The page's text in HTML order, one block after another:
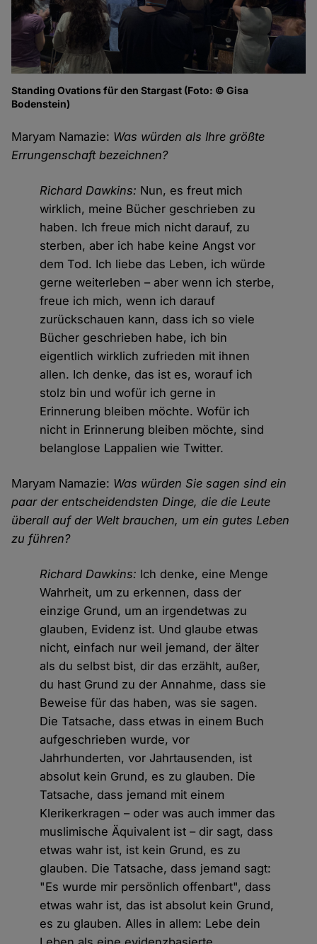
Standing Ovations für den Stargast (Foto: © Gisa
Bodenstein)
Maryam Namazie: Was würden als Ihre größte
Errungenschaft bezeichnen?
Richard Dawkins: Nun, es freut mich
wirklich, meine Bücher geschrieben zu
haben. Ich freue mich nicht darauf, zu
sterben, aber ich habe keine Angst vor
dem Tod. Ich liebe das Leben, ich würde
gerne weiterleben – aber wenn ich sterbe,
freue ich mich, wenn ich darauf
zurückschauen kann, dass ich so viele
Bücher geschrieben habe, ich bin
eigentlich wirklich zufrieden mit ihnen
allen. Ich denke, das ist es, worauf ich
stolz bin und wofür ich gerne in
Erinnerung bleiben möchte. Wofür ich
nicht in Erinnerung bleiben möchte, sind
belanglose Lappalien wie Twitter.
Maryam Namazie: Was würden Sie sagen sind ein
paar der entscheidendsten Dinge, die die Leute
überall auf der Welt brauchen, um ein gutes Leben
zu führen?
Richard Dawkins: Ich denke, eine Menge
Wahrheit, um zu erkennen, dass der
einzige Grund, um an irgendetwas zu
glauben, Evidenz ist. Und glaube etwas
nicht, einfach nur weil jemand, der älter
als du selbst bist, dir das erzählt, außer,
du hast Grund zu der Annahme, dass sie
Beweise für das haben, was sie sagen.
Die Tatsache, dass etwas in einem Buch
aufgeschrieben wurde, vor
Jahrhunderten, vor Jahrtausenden, ist
absolut kein Grund, es zu glauben. Die
Tatsache, dass jemand mit einem
Klerikerkragen – oder was auch immer das
muslimische Äquivalent ist – dir sagt, dass
etwas wahr ist, ist kein Grund, es zu
glauben. Die Tatsache, dass jemand sagt:
"Es wurde mir persönlich offenbart", dass
etwas wahr ist, das ist absolut kein Grund,
es zu glauben. Alles in allem: Lebe dein